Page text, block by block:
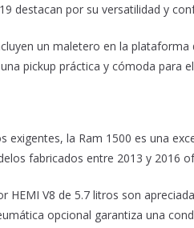
destacan por su versatilidad y
un maletero en la
pickup práctica y cómoda para
exigentes, la Ram 1500 es una
fabricados entre 2013 y 2016
HEMI V8 de 5.7 litros son
opcional garantiza una